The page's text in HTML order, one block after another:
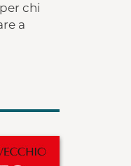
chi
a